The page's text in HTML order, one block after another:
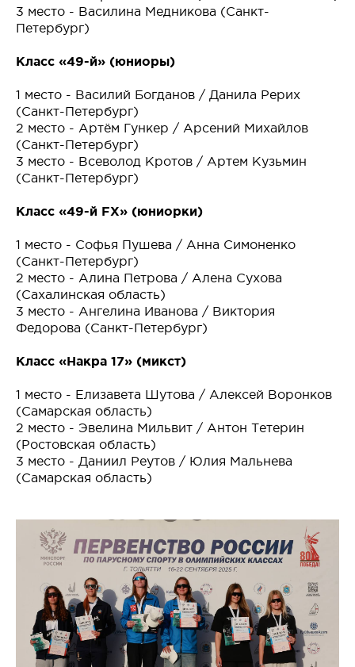
3 место - Василина Медникова (Санкт-
Петербург)
Класс «49-й» (юниоры)
1 место - Василий Богданов / Данила Рерих
(Санкт-Петербург)
2 место - Артём Гункер / Арсений Михайлов
(Санкт-Петербург)
3 место - Всеволод Кротов / Артем Кузьмин
(Санкт-Петербург)
Класс «49-й FX» (юниорки)
1 место - Софья Пушева / Анна Симоненко
(Санкт-Петербург)
2 место - Алина Петрова / Алена Сухова
(Сахалинская область)
3 место - Ангелина Иванова / Виктория
Федорова (Санкт-Петербург)
Класс «Накра 17» (микст)
1 место - Елизавета Шутова / Алексей Воронков
(Самарская область)
2 место - Эвелина Мильвит / Антон Тетерин
(Ростовская область)
3 место - Даниил Реутов / Юлия Мальнева
(Самарская область)